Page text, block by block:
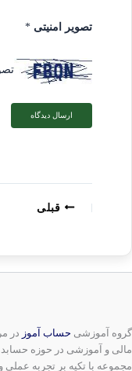
تصویر امنیتی *
قبلی
گروه آموزشی حساب آموز
مالی و آموزشی در حوزه
مجموعه با تکیه بر تجربه